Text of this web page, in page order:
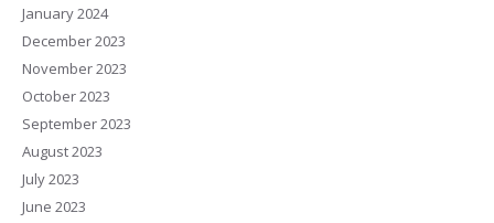
January 2024
December 2023
November 2023
October 2023
September 2023
August 2023
July 2023
June 2023